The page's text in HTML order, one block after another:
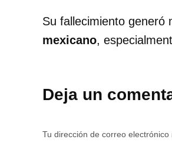
Su fallecimiento generó
mexicano,
Deja un
Tu dirección de correo electrónico